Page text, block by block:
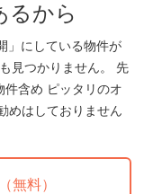
るから
」にしている物件が
見つかりません。 先
含め ピッタリのオ
めはしておりません
（無料）